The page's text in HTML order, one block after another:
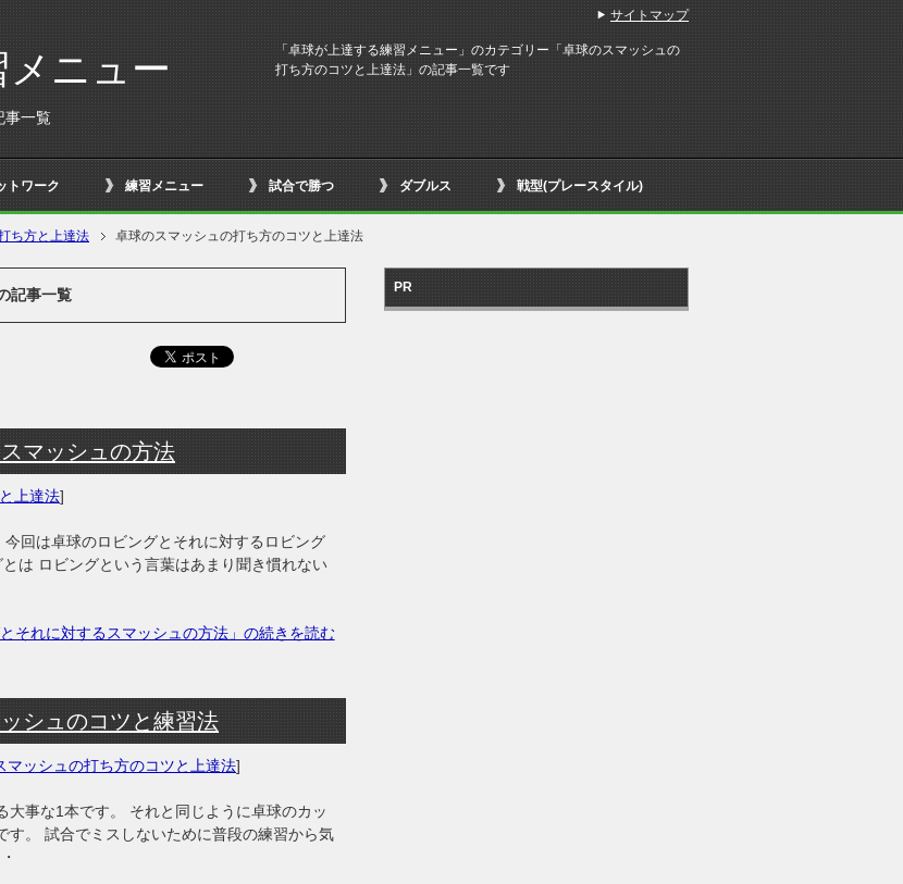
ニュー
事一覧
「卓球が上達する練習メニュー」のカテゴリー「卓球のスマッシュの
打ち方のコツと上達法」の記事一覧です
トワーク 練習メニュー 試合で勝つ ダブルス 戦型(プレースタイル)
ち方と上達法 卓球のスマッシュの打ち方のコツと上達法
記事一覧
マッシュの方法
上達法]
回は卓球のロビングとそれに対するロビング
は ロビングという言葉はあまり聞き慣れない
とそれに対するスマッシュの方法」の続きを読む
シュのコツと練習法
マッシュの打ち方のコツと上達法]
事な1本です。 それと同じように卓球のカッ
す。 試合でミスしないために普段の練習から気
PR
サイトマップ